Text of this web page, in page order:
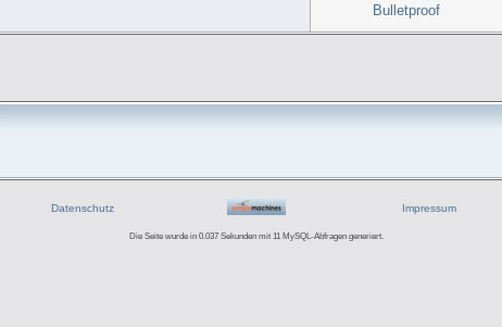
Bulletproof
Datenschutz Impressum
Die Seite wurde in 0.037 Sekunden mit 11 MySQL-Abfragen generiert.